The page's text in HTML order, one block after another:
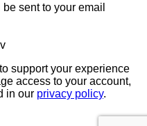
sent to your email
support your experience
access to your account,
in our privacy policy.